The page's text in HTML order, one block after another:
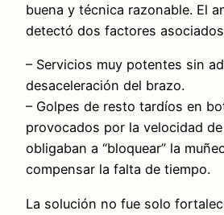
buena y técnica razonable. El
detectó dos factores
– Servicios muy potentes sin
desaceleración del brazo.
– Golpes de resto tardíos en
provocados por la velocidad
obligaban a “bloquear” la
compensar la falta de tiempo.
La solución no fue solo